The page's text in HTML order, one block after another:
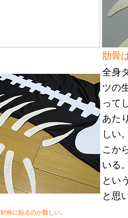
肋骨
全身
ツの
って
あた
しい
こか
いる
とい
と思
称に貼るのが難しい。